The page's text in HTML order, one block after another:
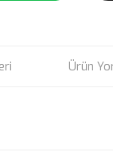
Ürün